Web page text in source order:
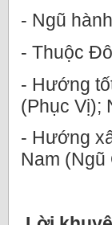
- Ngũ
- Thuộc
- Hướng
(Phục Vị);
- Hướng
Nam (Ngũ